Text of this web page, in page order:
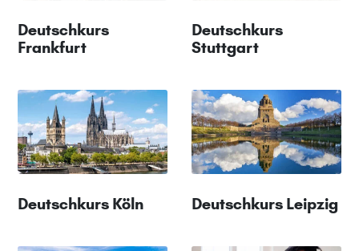
Deutschkurs
Frankfurt
Deutschkurs
Stuttgart
Deutschkurs Köln Deutschkurs Leipzig